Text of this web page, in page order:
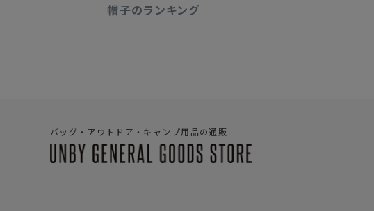
帽子のランキング
バッグ・アウトドア・キャンプ用品の通販